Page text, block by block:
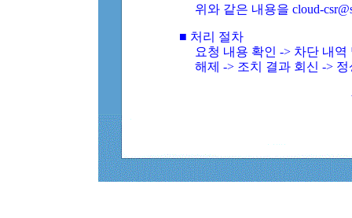
위와 같은 내용을 cloud-
■ 처리 절차
요청 내용 확인 -> 차단 내
해제 -> 조치 결과 회신 ->